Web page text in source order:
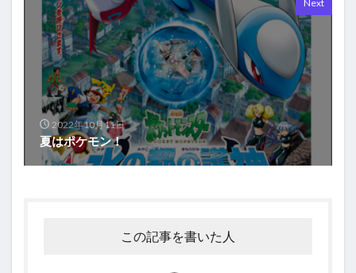
Next
2022年10月11日
夏はポケモン！
この記事を書いた人